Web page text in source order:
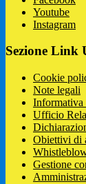
Youtube
Instagram
Sezione Link
Cookie
Note legali
Informativa
Ufficio
Obiettivi di
Gestione